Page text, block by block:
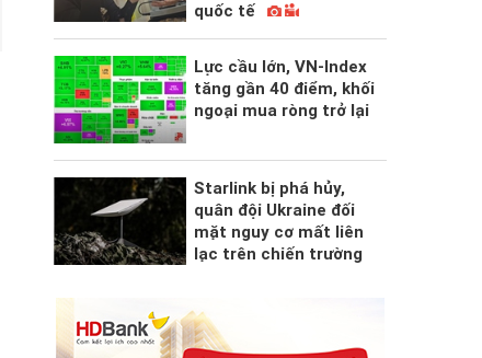
quốc tế
Lực cầu lớn, VN-Index
tăng gần 40 điểm, khối
ngoại mua ròng trở lại
Starlink bị phá hủy,
quân đội Ukraine đối
mặt nguy cơ mất liên
lạc trên chiến trường